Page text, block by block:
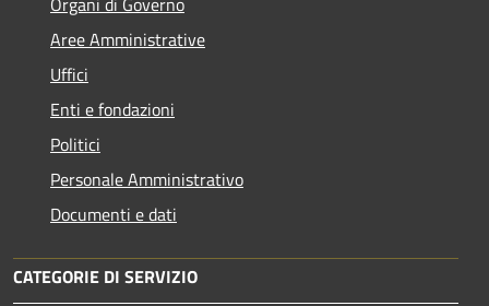
Aree Amministrative
Uffici
Enti e fondazioni
Politici
Personale Amministrativo
Documenti e dati
CATEGORIE DI SERVIZIO